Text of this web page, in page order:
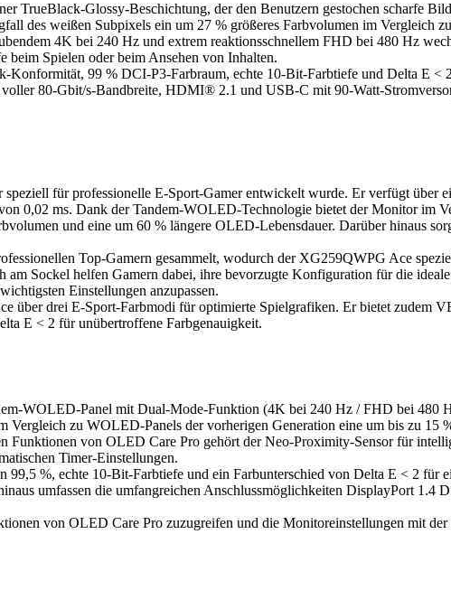
Glossy-Beschichtung, der den Benutzern gestochen scharfe
des weißen Subpixels ein um 27 % größeres Farbvolumen im Vergleich
4K bei 240 Hz und extrem reaktionsschnellem FHD bei 480 Hz
beim Spielen oder beim Ansehen von Inhalten.
99 % DCI-P3-Farbraum, echte 10-Bit-Farbtiefe und Delta E <
80-Gbit/s-Bandbreite, HDMI® 2.1 und USB-C mit 90-Watt-
für professionelle E-Sport-Gamer entwickelt wurde. Er verfügt über
0,02 ms. Dank der Tandem-WOLED-Technologie bietet der Monitor im
und eine um 60 % längere OLED-Lebensdauer. Darüber hinaus
Top-Gamern gesammelt, wodurch der XG259QWPG Ace
Sockel helfen Gamern dabei, ihre bevorzugte Konfiguration für die
Einstellungen anzupassen.
über drei E-Sport-Farbmodi für optimierte Spielgrafiken. Er bietet zudem
E < 2 für unübertroffene Farbgenauigkeit.
WOLED-Panel mit Dual-Mode-Funktion (4K bei 240 Hz / FHD bei 480
zu WOLED-Panels der vorherigen Generation eine um bis zu 15
von OLED Care Pro gehört der Neo-Proximity-Sensor für
Timer-Einstellungen.
%, echte 10-Bit-Farbtiefe und ein Farbunterschied von Delta E < 2 für
umfassen die umfangreichen Anschlussmöglichkeiten DisplayPort 1.4
von OLED Care Pro zuzugreifen und die Monitoreinstellungen mit der